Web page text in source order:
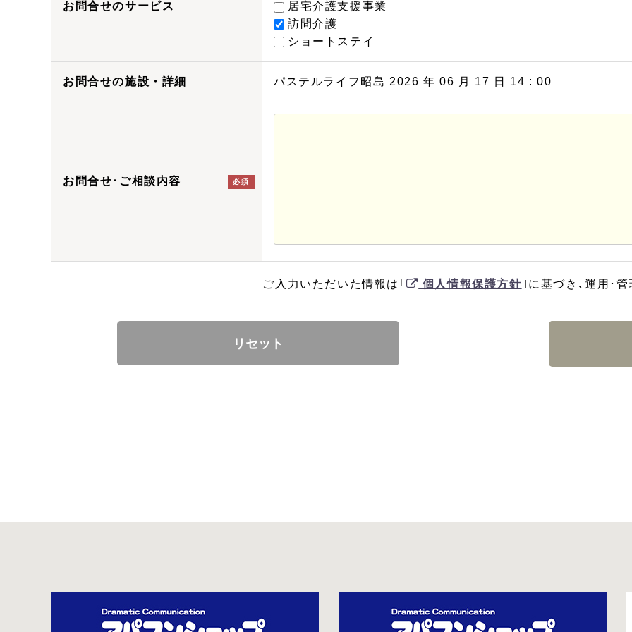
お問合せのサービス
居宅介護支援事業
訪問介護
ショートステイ
お問合せの施設・詳細 パステルライフ昭島 2026 年 06 月 17 日 14 : 00
お問合せ･ご相談内容 必須
ご入力いただいた情報は｢ 個人情報保護方針 ｣に基づき､運用･管